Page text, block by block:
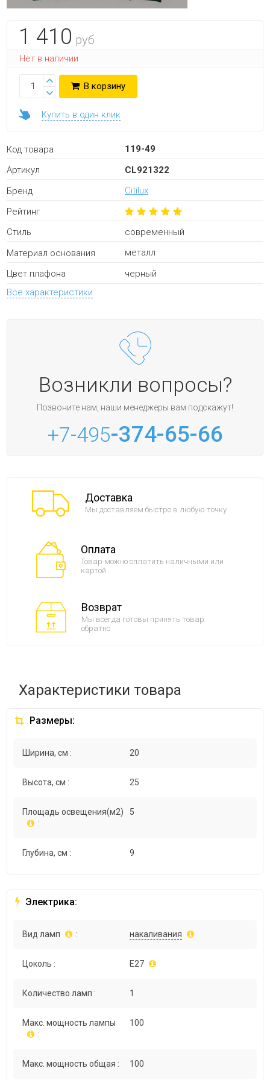
1 410 руб
Нет в наличии
В корзину
Купить в один клик
Код товара
119-49
Артикул
CL921322
Бренд
Citilux
Рейтинг
Стиль
современный
Материал основания
металл
Цвет плафона
черный
Все характеристики
Возникли вопросы?
Позвоните нам, наши менеджеры вам подскажут!
+7-495-374-65-66
Доставка
Мы доставляем быстро в любую точку
Оплата
Товар можно оплатить наличными или
картой
Возврат
Мы всегда готовы принять товар
обратно
Характеристики товара
Размеры:
Ширина, см : 20
Высота, см : 25
Площадь освещения(м2)
:
5
Глубина, см : 9
Электрика:
Вид ламп : накаливания
Цоколь : E27
Количество ламп : 1
Макс. мощность лампы
:
100
Макс. мощность общая : 100